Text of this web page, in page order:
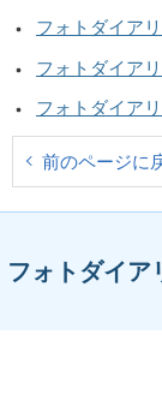
フォトダイア
フォトダイア
フォトダイア
前のページに
フォトダイ